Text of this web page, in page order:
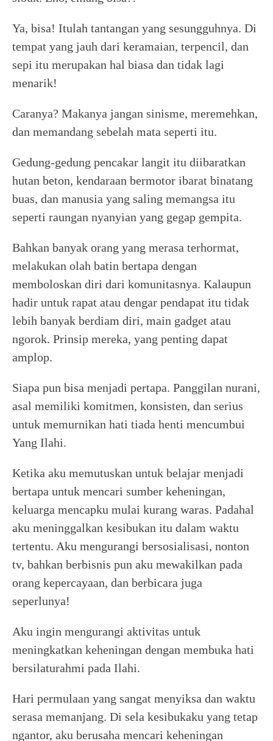
Ya, bisa! Itulah tantangan yang sesungguhnya. Di
tempat yang jauh dari keramaian, terpencil, dan
sepi itu merupakan hal biasa dan tidak lagi
menarik!
Caranya? Makanya jangan sinisme, meremehkan,
dan memandang sebelah mata seperti itu.
Gedung-gedung pencakar langit itu diibaratkan
hutan beton, kendaraan bermotor ibarat binatang
buas, dan manusia yang saling memangsa itu
seperti raungan nyanyian yang gegap gempita.
Bahkan banyak orang yang merasa terhormat,
melakukan olah batin bertapa dengan
memboloskan diri dari komunitasnya. Kalaupun
hadir untuk rapat atau dengar pendapat itu tidak
lebih banyak berdiam diri, main gadget atau
ngorok. Prinsip mereka, yang penting dapat
amplop.
Siapa pun bisa menjadi pertapa. Panggilan nurani,
asal memiliki komitmen, konsisten, dan serius
untuk memurnikan hati tiada henti mencumbui
Yang Ilahi.
Ketika aku memutuskan untuk belajar menjadi
bertapa untuk mencari sumber keheningan,
keluarga mencapku mulai kurang waras. Padahal
aku meninggalkan kesibukan itu dalam waktu
tertentu. Aku mengurangi bersosialisasi, nonton
tv, bahkan berbisnis pun aku mewakilkan pada
orang kepercayaan, dan berbicara juga
seperlunya!
Aku ingin mengurangi aktivitas untuk
meningkatkan keheningan dengan membuka hati
bersilaturahmi pada Ilahi.
Hari permulaan yang sangat menyiksa dan waktu
serasa memanjang. Di sela kesibukaku yang tetap
ngantor, aku berusaha mencari keheningan